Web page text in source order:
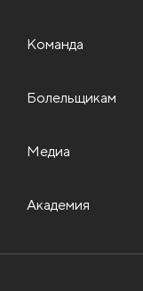
Команда
Болельщикам
Медиа
Академия